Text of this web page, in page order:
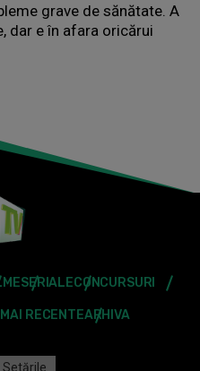
grave de sănătate. A
dar e în afara oricărui
SERIALECONCURSURI
RECENTEARHIVA
Setările